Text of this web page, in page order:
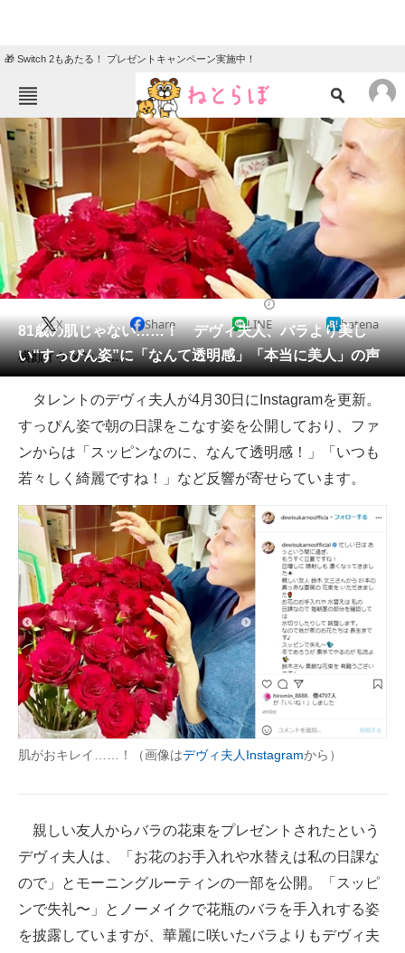
🎁 Switch 2もあたる！ プレゼントキャンペーン実施中！
ねとらぼメニュー
TOP ニュース
エンタメ クイズ
グルメ 地域
住まい 教育・育児
動物 リサーチ
会員記事
メディア
注目記事を集めた総合ページ
ITの今と未来を見通す
スマホと通信の最新トレンド
進化するPCとデバイスの未来
好きが集まる 比べて選べる
ビジネスと働き方のヒント
AI活用のいまが分かる
企業ITのトレンドを詳説
経営リーダーのコミュニティ
マーケ×ITの今がよく分かる
ITエンジニア向け専門サイト
企業向けIT製品の総合サイト
製造業のIT導入・活用を支援
81歳の肌じゃない……！ デヴィ夫人、バラより美し
い“すっぴん姿”に「なんて透明感」「本当に美人」の声
X Share LINE hatena
横顔イケメン……。
タレントのデヴィ夫人が4月30日にInstagramを更新。
すっぴん姿で朝の日課をこなす姿を公開しており、ファ
ンからは「スッピンなのに、なんて透明感！」「いつも
若々しく綺麗ですね！」など反響が寄せらています。
肌がおキレイ……！（画像はデヴィ夫人Instagramから）
親しい友人からバラの花束をプレゼントされたという
デヴィ夫人は、「お花のお手入れや水替えは私の日課な
ので」とモーニングルーティンの一部を公開。「スッピ
ンで失礼〜」とノーメイクで花瓶のバラを手入れする姿
を披露していますが、華麗に咲いたバラよりもデヴィ夫